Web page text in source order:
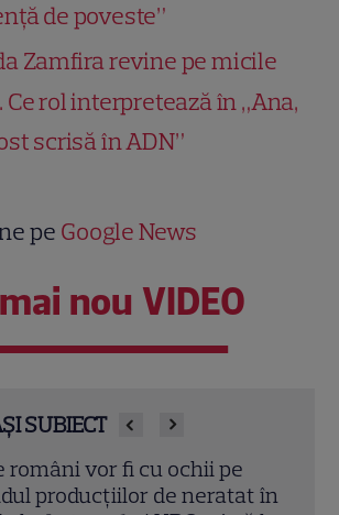
de poveste”
Zamfira revine pe micile
Ce rol interpretează în „Ana,
scrisă în ADN”
pe Google News
nou VIDEO
SUBIECT
Premiu din Barcelona
transmisiunilor Antena